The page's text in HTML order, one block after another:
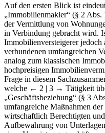
Auf den ersten Blick ist
„Immobilienmakler“ (§ 2
der Vermittlung von
in Verbindung gebracht wird.
Immobilienversteigerer
verbundenen umfangreichen
analog zum klassischen
hochpreisigen
Frage in diesem
welche ← 2 | 3 → Tätigkeit
„Geschäftsbeziehung“ (§ 3
umfangreiche Maßnahmen
wirtschaftlich Berechtigten
Aufbewahrung von